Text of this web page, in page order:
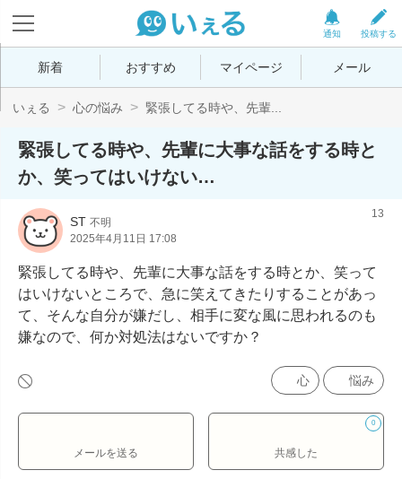
投稿する
通知
新着 おすすめ マイページ メール
いぇる 心の悩み 緊張してる時や、先輩...
緊張してる時や、先輩に大事な話をする時と
か、笑ってはいけない…
ST 不明
2025年4月11日 17:08
13
緊張してる時や、先輩に大事な話をする時とか、笑って
はいけないところで、急に笑えてきたりすることがあっ
て、そんな自分が嫌だし、相手に変な風に思われるのも
嫌なので、何か対処法はないですか？
心 悩み
メールを送る
0
共感した